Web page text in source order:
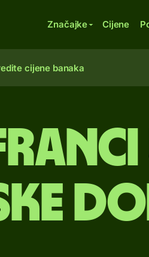
Značajke Cijene
cijene banaka